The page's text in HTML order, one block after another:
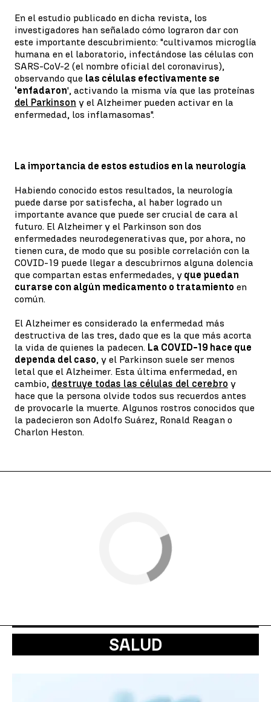
En el estudio publicado en dicha revista, los
investigadores han señalado cómo lograron dar con
este importante descubrimiento: "cultivamos microglía
humana en el laboratorio, infectándose las células con
SARS-CoV-2 (el nombre oficial del coronavirus),
observando que las células efectivamente se
'enfadaron', activando la misma vía que las proteínas
del Parkinson y el Alzheimer pueden activar en la
enfermedad, los inflamasomas".
La importancia de estos estudios en la neurología
Habiendo conocido estos resultados, la neurología
puede darse por satisfecha, al haber logrado un
importante avance que puede ser crucial de cara al
futuro. El Alzheimer y el Parkinson son dos
enfermedades neurodegenerativas que, por ahora, no
tienen cura, de modo que su posible correlación con la
COVID-19 puede llegar a descubrirnos alguna dolencia
que compartan estas enfermedades, y que puedan
curarse con algún medicamento o tratamiento en
común.
El Alzheimer es considerado la enfermedad más
destructiva de las tres, dado que es la que más acorta
la vida de quienes la padecen. La COVID-19 hace que
dependa del caso, y el Parkinson suele ser menos
letal que el Alzheimer. Esta última enfermedad, en
cambio, destruye todas las células del cerebro y
hace que la persona olvide todos sus recuerdos antes
de provocarle la muerte. Algunos rostros conocidos que
la padecieron son Adolfo Suárez, Ronald Reagan o
Charlon Heston.
SALUD